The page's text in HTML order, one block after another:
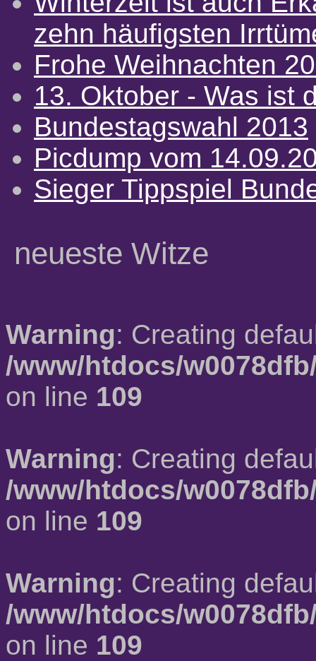
zehn häufigsten
Frohe Weihnachten
13. Oktober - Was ist
Bundestagswahl 2013
Picdump vom
Sieger Tippspiel
neueste Witze
Warning: Creating
/www/htdocs/
on line 109
Warning: Creating
/www/htdocs/
on line 109
Warning: Creating
/www/htdocs/
on line 109